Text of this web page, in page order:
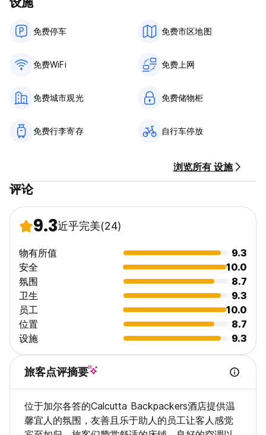
免费停车 免费市区地图
免费WiFi 免费上网
免费城市观光 免费储物柜
免费行李寄存 自行车停放
浏览所有 设施
评论
9.3近乎完美(24)
物有所值
9.3
安全
10.0
氛围
8.7
卫生
9.3
员工
10.0
位置
8.7
设施
9.3
旅客点评摘要
位于加尔各答的Calcutta Backpackers酒店提供温
馨宜人的氛围，友善且乐于助人的员工让客人感觉